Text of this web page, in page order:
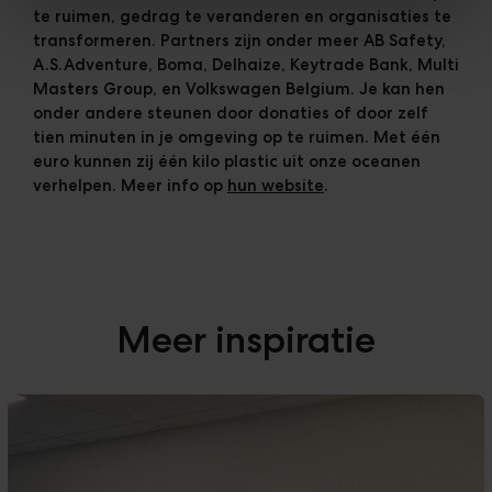
te ruimen, gedrag te veranderen en organisaties te
transformeren. Partners zijn onder meer AB Safety,
A.S.Adventure, Boma, Delhaize, Keytrade Bank, Multi
Masters Group, en Volkswagen Belgium. Je kan hen
onder andere steunen door donaties of door zelf
tien minuten in je omgeving op te ruimen. Met één
euro kunnen zij één kilo plastic uit onze oceanen
verhelpen. Meer info op hun website.
Meer inspiratie